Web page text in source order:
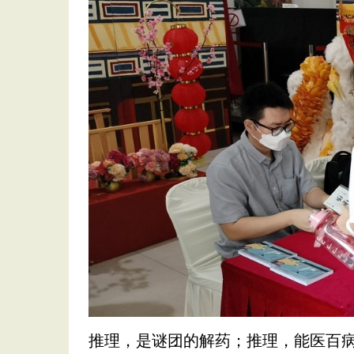
推理，是谜团的解药；推理，能医百